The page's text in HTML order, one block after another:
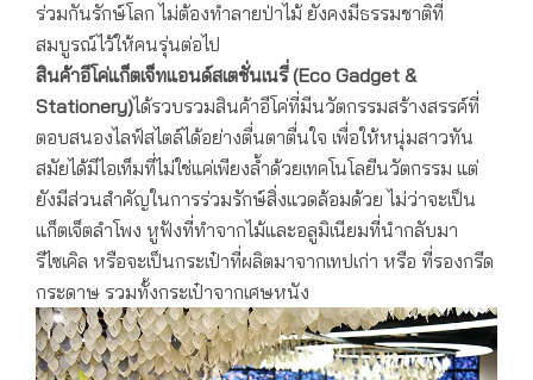
ร่วมกันรักษ์โลก ไม่ต้องทำลายป่าไม้ ยังคงมีธรรมชาติที่
สมบูรณ์ไว้ให้คนรุ่นต่อไป
สินค้าอีโค่แก็ตเจ็ทแอนด์สเตชั่นเนรี่ (Eco Gadget &
Stationery)ได้รวบรวมสินค้าอีโค่ที่มีนวัตกรรมสร้างสรรค์ที่
ตอบสนองไลฟ์สไตล์ได้อย่างตื่นตาตื่นใจ เพื่อให้หนุ่มสาวทัน
สมัยได้มีไอเท็มที่ไม่ใช่แค่เพียงล้ำด้วยเทคโนโลยีนวัตกรรม แต่
ยังมีส่วนสำคัญในการร่วมรักษ์สิ่งแวดล้อมด้วย ไม่ว่าจะเป็น
แก็ตเจ็ตลำโพง หูฟังที่ทำจากไม้และอลูมิเนียมที่นำกลับมา
รีไซเคิล หรือจะเป็นกระเป๋าที่ผลิตมาจากเทปเก่า หรือ ที่รองกรีด
กระดาษ รวมทั้งกระเป๋าจากเศษหนัง